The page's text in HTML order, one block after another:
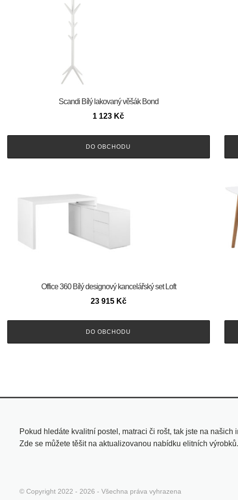
Scandi Bílý lakovaný věšák Bond
1 123 Kč
DO OBCHODU
Office 360 Bílý designový kancelářský set Loft
23 915 Kč
DO OBCHODU
Pokud hledáte kvalitní postel, matraci či rošt, tak jste na
Zde se můžete těšit na aktualizovanou nabídku elitních výrobků.
© Copyright 2022 - 2026 - Všechna práva vyhrazena